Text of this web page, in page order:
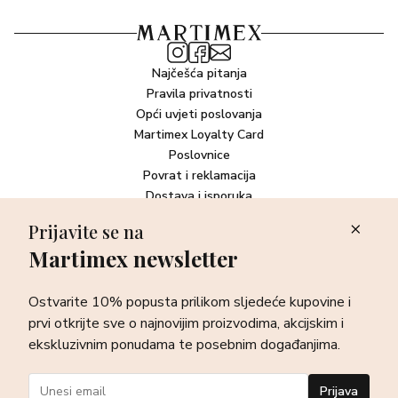
(Bitter Orange) Flower Extract, Jasminum Officinale
(Jasmine) Flower Extract, Lavandula Angustifolia
(Lavender) Flower Extract, Paeonia Officinalis Flower
Extract, Prunus Serrulata Flower Extract, Sambucus Nigra
Flower Extract, Rosa Damascena Flower Oil, 1,2-
Hexanediol, Xanthan Gum, Phytic Acid, Cellulose,
Trehalose, Citric Acid, Ethylhexylglycerin,
Hydroxyethylcellulose, Sodium Citrate, Potassium
Sorbate, Sodium Benzoate, Parfum (Fragrance), CI 75810
Najčešća pitanja
Pravila privatnosti
Opći uvjeti poslovanja
Martimex Loyalty Card
Poslovnice
Povrat i reklamacija
Dostava i isporuka
Newsletter
sve o najnovijim proizvodima, akcijskim i ekskluzivnim
ponudama te posebnim događanjima.
Prijava
Prijavite se na
Martimex newsletter
Ostvarite 10% popusta prilikom sljedeće kupovine i
prvi otkrijte sve o najnovijim proizvodima, akcijskim i
ekskluzivnim ponudama te posebnim događanjima.
Prijava